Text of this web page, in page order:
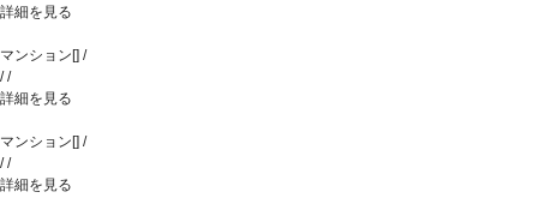
詳細を見る
マンション[] /
//
詳細を見る
マンション[] /
//
詳細を見る